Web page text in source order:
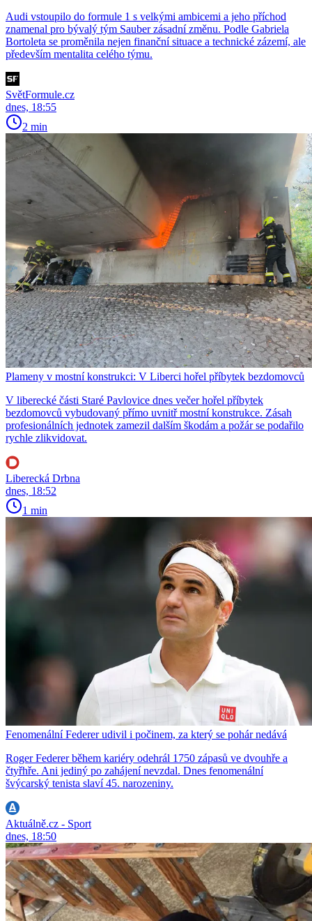
Audi vstoupilo do formule 1 s velkými ambicemi a jeho příchod
znamenal pro bývalý tým Sauber zásadní změnu. Podle Gabriela
Bortoleta se proměnila nejen finanční situace a technické zázemí, ale
především mentalita celého týmu.
SvětFormule.cz
dnes, 18:55
2 min
Plameny v mostní konstrukci: V Liberci hořel příbytek bezdomovců
V liberecké části Staré Pavlovice dnes večer hořel příbytek
bezdomovců vybudovaný přímo uvnitř mostní konstrukce. Zásah
profesionálních jednotek zamezil dalším škodám a požár se podařilo
rychle zlikvidovat.
Liberecká Drbna
dnes, 18:52
1 min
Fenomenální Federer udivil i počinem, za který se pohár nedává
Roger Federer během kariéry odehrál 1750 zápasů ve dvouhře a
čtyřhře. Ani jediný po zahájení nevzdal. Dnes fenomenální
švýcarský tenista slaví 45. narozeniny.
Aktuálně.cz - Sport
dnes, 18:50